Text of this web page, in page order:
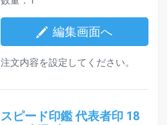
編集画面へ
注文内容を設定してください。
スピード印鑑 代表者印 18